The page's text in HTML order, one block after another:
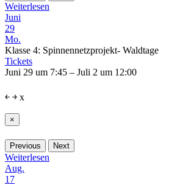
Weiterlesen
Juni
29
Mo.
Klasse 4: Spinnennetzprojekt- Waldtage
Tickets
Juni 29 um 7:45 – Juli 2 um 12:00
￩ ￫ x
×
Previous Next
Weiterlesen
Aug.
17